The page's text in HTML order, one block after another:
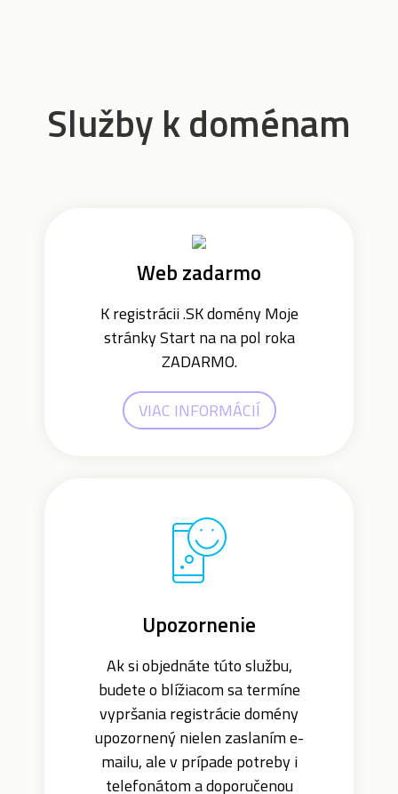
Služby k doménam
Web zadarmo
K registrácii .SK domény Moje
stránky Start na na pol roka
ZADARMO.
VIAC INFORMÁCIÍ
Upozornenie
Ak si objednáte túto službu,
budete o blížiacom sa termíne
vypršania registrácie domény
upozornený nielen zaslaním e-
mailu, ale v prípade potreby i
telefonátom a doporučenou